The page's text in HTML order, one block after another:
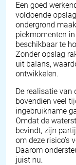
Een goed
voldoende
ondergrond
piekmomenten
beschikbaar te
Zonder opslag
uit balans,
ontwikkelen.
De realisatie
bovendien veel
ingebruikname
Omdat de
bevindt, zijn
om deze risico’s
Daarom
juist nu.